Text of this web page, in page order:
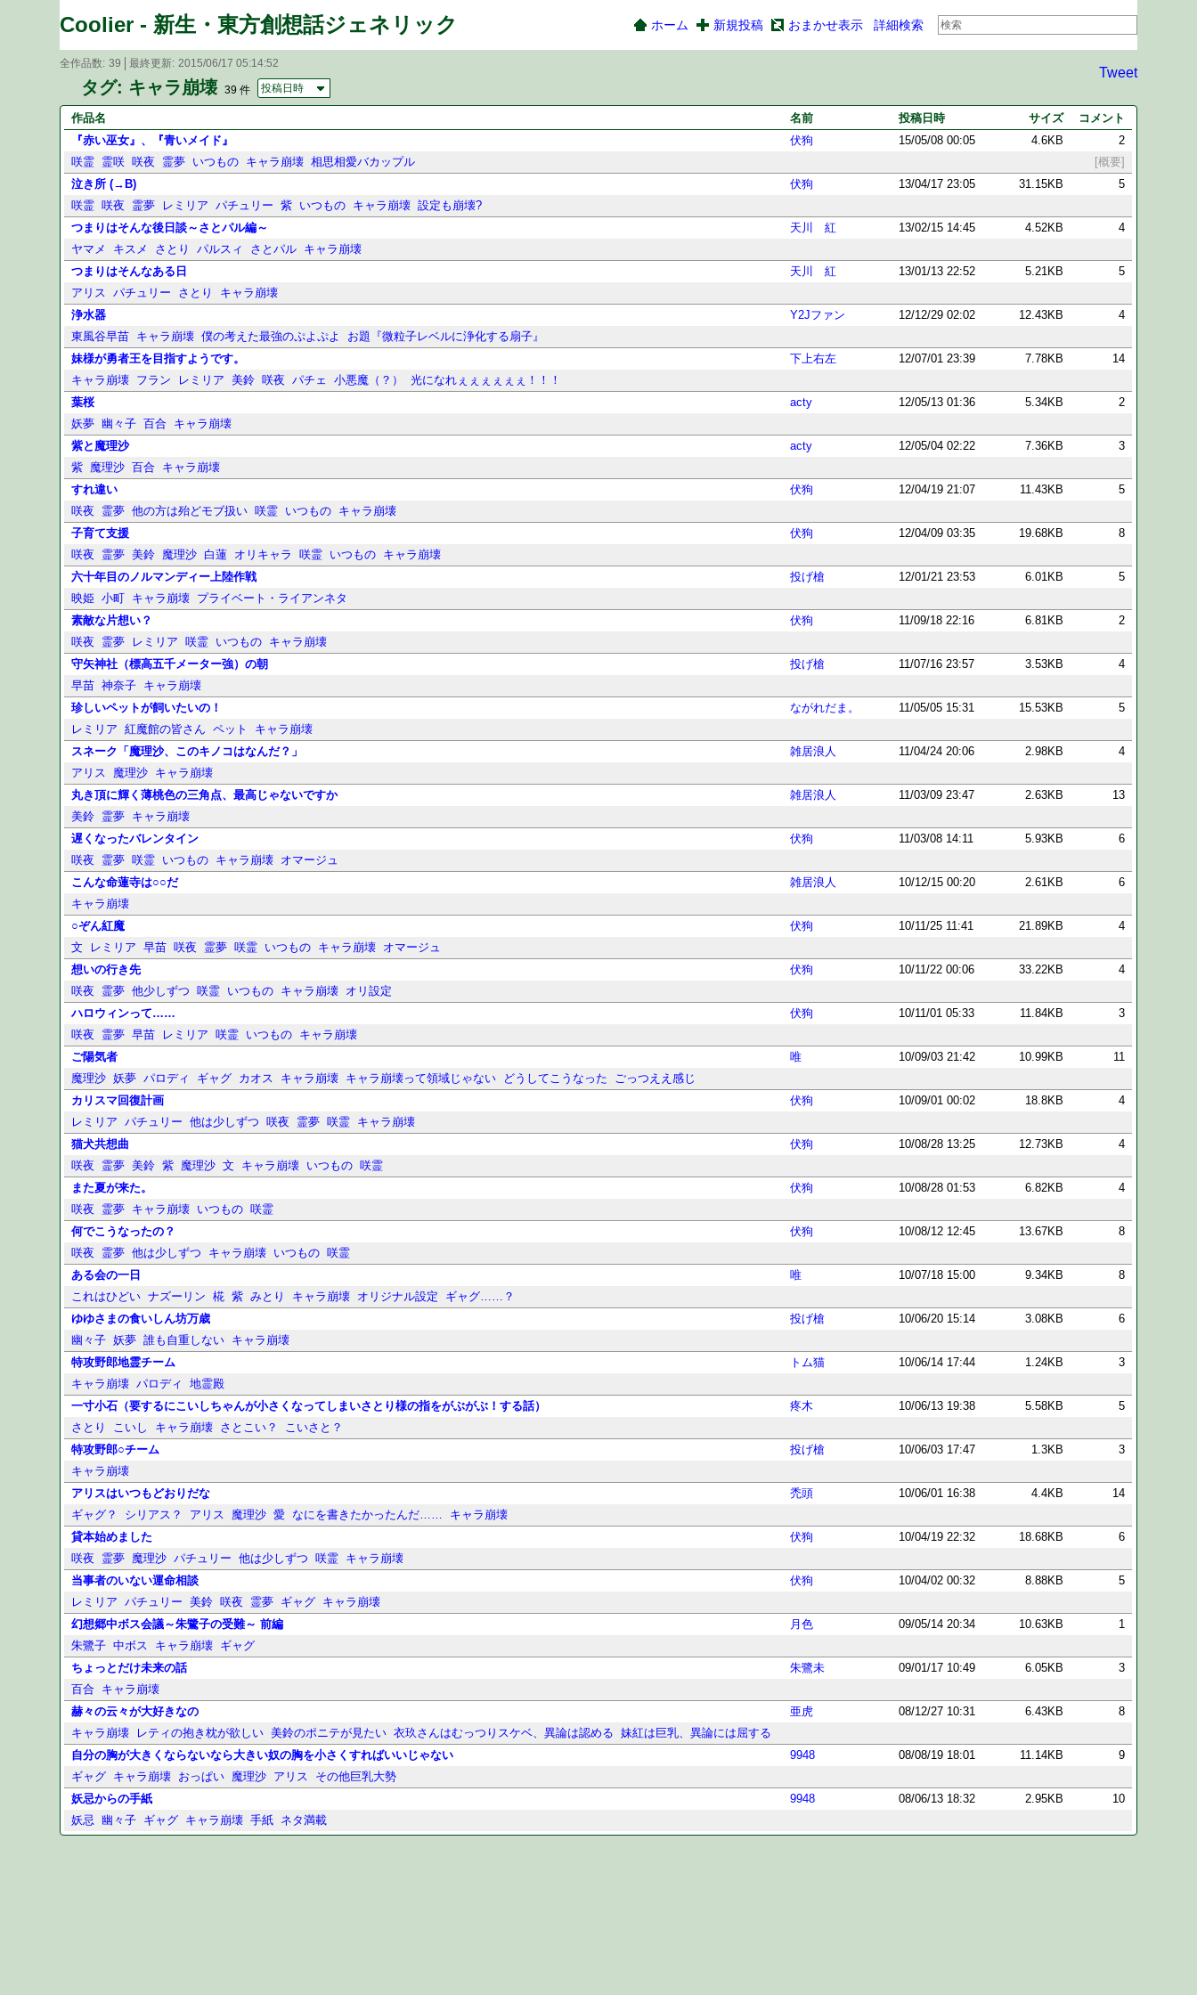
Coolier - 新生・東方創想話ジェネリック ホーム 新規投稿 おまかせ表示 詳細検索
タグ: キャラ崩壊 39 件 投稿日時
全作品数 39 最終更新 2015/06/17 05:14:52
Tweet
作品名 名前 投稿日時 サイズ
コメント
『赤い巫女』、『青いメイド』
伏狗 15/05/08 00:05 4.6KB
2
[概要]
咲霊 霊咲 咲夜 霊夢 いつもの キャラ崩壊 相思相愛バカップル
泣き所 (→B)
伏狗 13/04/17 23:05 31.15KB
5
咲霊 咲夜 霊夢 レミリア パチュリー 紫 いつもの キャラ崩壊 設定も崩壊?
つまりはそんな後日談～さとパル編～
天川 紅 13/02/15 14:45 4.52KB
4
ヤマメ
キスメ さとり パルスィ さとパル キャラ崩壊
つまりはそんなある日
天川 紅 13/01/13 22:52 5.21KB
5
アリス
パチュリー さとり
キャラ崩壊
浄水器
Y2Jファン 12/12/29 02:02 12.43KB
4
東風谷早苗 キャラ崩壊 僕の考えた最強のぷよぷよ
お題『微粒子レベルに浄化する扇子』
妹様が勇者王を目指すようです。
下上右左 12/07/01 23:39 7.78KB
14
キャラ崩壊 フラン レミリア 美鈴 咲夜 パチェ 小悪魔（？）
光になれぇぇぇぇぇぇ！！！
葉桜
acty 12/05/13 01:36 5.34KB
2
妖夢 幽々子 百合 キャラ崩壊
紫と魔理沙
acty 12/05/04 02:22 7.36KB
3
紫 魔理沙 百合 キャラ崩壊
すれ違い
伏狗 12/04/19 21:07 11.43KB
5
咲夜
霊夢 他の方は殆どモブ扱い 咲霊 いつもの キャラ崩壊
子育て支援
伏狗 12/04/09 03:35 19.68KB
8
咲夜
霊夢 美鈴 魔理沙 白蓮 オリキャラ 咲霊 いつもの キャラ崩壊
六十年目のノルマンディー上陸作戦
投げ槍 12/01/21 23:53 6.01KB
5
映姫
小町 キャラ崩壊 プライベート・ライアンネタ
素敵な片想い？
伏狗 11/09/18 22:16 6.81KB
2
咲夜
霊夢 レミリア 咲霊 いつもの キャラ崩壊
守矢神社（標高五千メーター強）の朝
投げ槍 11/07/16 23:57 3.53KB
4
早苗 神奈子 キャラ崩壊
珍しいペットが飼いたいの！
ながれだま。 11/05/05 15:31 15.53KB
5
レミリア
紅魔館の皆さん ペット
キャラ崩壊
スネーク「魔理沙、このキノコはなんだ？」
雑居浪人 11/04/24 20:06 2.98KB
4
アリス
魔理沙 キャラ崩壊
丸き頂に輝く薄桃色の三角点、最高じゃないですか
雑居浪人 11/03/09 23:47 2.63KB
13
美鈴 霊夢 キャラ崩壊
遅くなったバレンタイン
伏狗 11/03/08 14:11 5.93KB
6
咲夜
霊夢 咲霊 いつもの キャラ崩壊 オマージュ
こんな命蓮寺は○○だ
雑居浪人 10/12/15 00:20 2.61KB
6
キャラ崩壊
○ぞん紅魔
伏狗 10/11/25 11:41 21.89KB
4
文
レミリア 早苗 咲夜 霊夢 咲霊 いつもの キャラ崩壊 オマージュ
想いの行き先
伏狗 10/11/22 00:06 33.22KB
4
咲夜
霊夢 他少しずつ 咲霊 いつもの キャラ崩壊 オリ設定
ハロウィンって……
伏狗 10/11/01 05:33 11.84KB
3
咲夜
霊夢 早苗 レミリア 咲霊 いつもの キャラ崩壊
ご陽気者
唯 10/09/03 21:42 10.99KB
11
魔理沙 妖夢 パロディ ギャグ カオス キャラ崩壊 キャラ崩壊って領域じゃない どうしてこうなった
ごっつええ感じ
カリスマ回復計画
伏狗 10/09/01 00:02 18.8KB
4
レミリア
パチュリー 他は少しずつ 咲夜 霊夢 咲霊 キャラ崩壊
猫犬共想曲
伏狗 10/08/28 13:25 12.73KB
4
咲夜
霊夢 美鈴 紫 魔理沙 文 キャラ崩壊 いつもの 咲霊
また夏が来た。
伏狗 10/08/28 01:53 6.82KB
4
咲夜
霊夢 キャラ崩壊 いつもの 咲霊
何でこうなったの？
伏狗 10/08/12 12:45 13.67KB
8
咲夜
霊夢 他は少しずつ キャラ崩壊 いつもの 咲霊
ある会の一日
唯 10/07/18 15:00 9.34KB
8
これはひどい ナズーリン 椛 紫 みとり キャラ崩壊 オリジナル設定
ギャグ……？
ゆゆさまの食いしん坊万歳
投げ槍 10/06/20 15:14 3.08KB
6
幽々子 妖夢 誰も自重しない キャラ崩壊
特攻野郎地霊チーム
トム猫 10/06/14 17:44 1.24KB
3
キャラ崩壊 パロディ
地霊殿
一寸小石（要するにこいしちゃんが小さくなってしまいさとり様の指をがぶがぶ！する話）
疼木 10/06/13 19:38 5.58KB
5
さとり
こいし キャラ崩壊 さとこい？
こいさと？
特攻野郎○チーム
投げ槍 10/06/03 17:47 1.3KB
3
キャラ崩壊
アリスはいつもどおりだな
禿頭 10/06/01 16:38 4.4KB
14
ギャグ？
シリアス？ アリス 魔理沙 愛 なにを書きたかったんだ……
キャラ崩壊
貸本始めました
伏狗 10/04/19 22:32 18.68KB
6
咲夜
霊夢 魔理沙 パチュリー 他は少しずつ 咲霊 キャラ崩壊
当事者のいない運命相談
伏狗 10/04/02 00:32 8.88KB
5
レミリア
パチュリー 美鈴 咲夜 霊夢 ギャグ キャラ崩壊
幻想郷中ボス会議～朱鷺子の受難～ 前編
月色 09/05/14 20:34 10.63KB
1
朱鷺子 中ボス キャラ崩壊 ギャグ
ちょっとだけ未来の話
朱鷺未 09/01/17 10:49 6.05KB
3
百合 キャラ崩壊
赫々の云々が大好きなの
亜虎 08/12/27 10:31 6.43KB
8
キャラ崩壊
レティの抱き枕が欲しい 美鈴のポニテが見たい 衣玖さんはむっつりスケベ、異論は認める
妹紅は巨乳、異論には屈する
自分の胸が大きくならないなら大きい奴の胸を小さくすればいいじゃない
9948 08/08/19 18:01 11.14KB
9
ギャグ キャラ崩壊 おっぱい 魔理沙 アリス
その他巨乳大勢
妖忌からの手紙
9948 08/06/13 18:32 2.95KB
10
妖忌
幽々子 ギャグ キャラ崩壊 手紙 ネタ満載